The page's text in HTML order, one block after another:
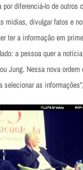
por diferenciá-lo de outros
mídias, divulgar fatos e
ter a informação em
a pessoa quer a
Jung. Nessa nova
selecionar as